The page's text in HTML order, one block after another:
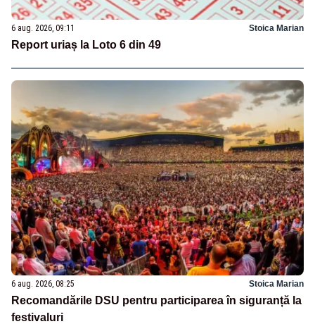
6 aug. 2026, 09:11 Stoica Marian
Report uriaș la Loto 6 din 49
6 aug. 2026, 08:25 Stoica Marian
Recomandările DSU pentru participarea în siguranță la
festivaluri